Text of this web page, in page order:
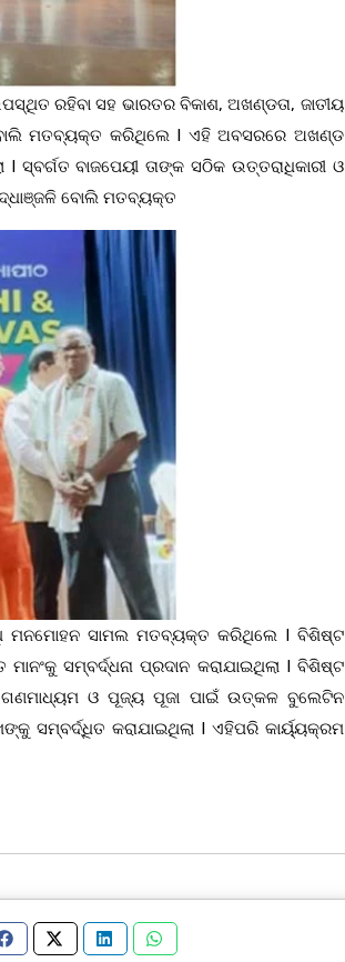
ରହିବା ସହ ଭାରତର ବିକାଶ, ଅଖଣ୍ଡତା, ଜାତୀୟ
ବୋଲି ମତବ୍ୟକ୍ତ କରିଥିଲେ I ଏହି ଅବସରରେ ଅଖଣ୍ଡ
ସ୍ବର୍ଗତ ବାଜପେୟୀ ତାଙ୍କ ସଠିକ ଉତ୍ତରାଧିକାରୀ ଓ
ବୋଲି ମତବ୍ୟକ୍ତ
ମନମୋହନ ସାମଲ ମତବ୍ୟକ୍ତ କରିଥିଲେ I ବିଶିଷ୍ଟ
ସମ୍ବର୍ଦ୍ଧନା ପ୍ରଦାନ କରାଯାଇଥିଲା I ବିଶିଷ୍ଟ
ଗଣମାଧ୍ୟମ ଓ ପୂଜ୍ୟ ପୂଜା ପାଇଁ ଉତ୍କଳ ବୁଲେଟିନ
ସମ୍ବର୍ଦ୍ଧିତ କରାଯାଇଥିଲା I ଏହିପରି କାର୍ୟ୍ୟକ୍ରମ